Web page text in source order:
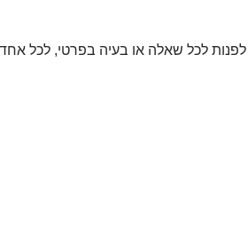
לפנות לכל שאלה או בעיה בפרטי, לכל